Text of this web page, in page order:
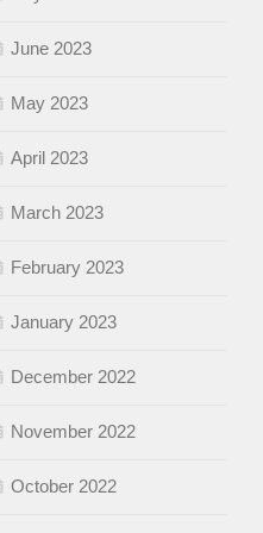
June 2023
May 2023
April 2023
March 2023
February 2023
January 2023
December 2022
November 2022
October 2022